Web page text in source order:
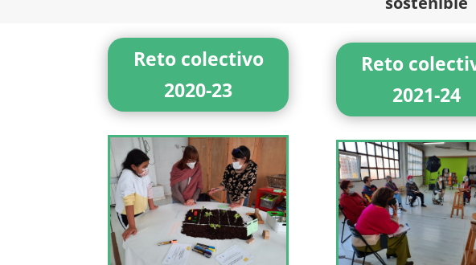
Reto colectivo
2020-23
Reto
2021-24